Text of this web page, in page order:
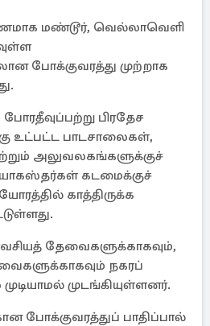
மண்டூர், வெல்லாவெளி
போக்குவரத்து முற்றாக
பிரதேச
உட்பட்ட பாடசாலைகள்,
அலுவலகங்களுக்குச்
கடமைக்குச்
காத்திருக்க
தேவைகளுக்காகவும்,
நகரப்
முடங்கியுள்ளனர்.
போக்குவரத்துப் பாதிப்பால்